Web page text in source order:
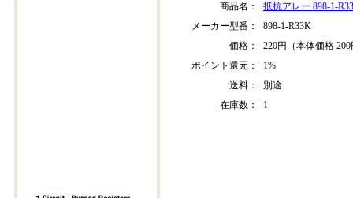
商品名：
抵抗アレー 898-1-
メーカー型番：
898-1-R33K
価格：
220円（本体価格
ポイント還元：
1%
送料：
別途
在庫数：
1